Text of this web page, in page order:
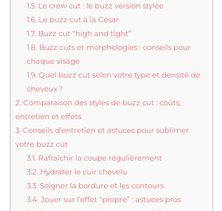
1.5. Le crew cut : le buzz version stylée
1.6. Le buzz cut à la César
1.7. Buzz cut “high and tight”
1.8. Buzz cuts et morphologies : conseils pour
chaque visage
1.9. Quel buzz cut selon votre type et densité de
cheveux ?
2. Comparaison des styles de buzz cut : coûts,
entretien et effets
3. Conseils d’entretien et astuces pour sublimer
votre buzz cut
3.1. Rafraîchir la coupe régulièrement
3.2. Hydrater le cuir chevelu
3.3. Soigner la bordure et les contours
3.4. Jouer sur l’effet “propre” : astuces pros